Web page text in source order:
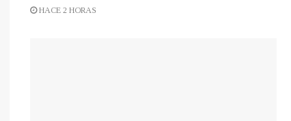
HACE 2 HORAS